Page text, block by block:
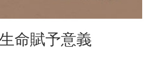
命賦予意義